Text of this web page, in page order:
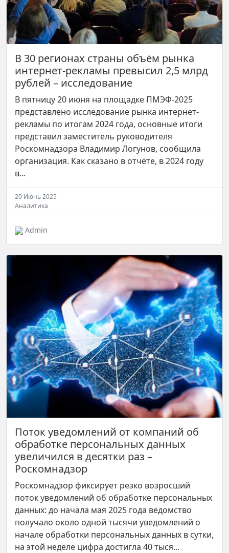
В 30 регионах страны объём рынка
интернет-рекламы превысил 2,5 млрд
рублей – исследование
В пятницу 20 июня на площадке ПМЭФ-2025
представлено исследование рынка интернет-
рекламы по итогам 2024 года, основные итоги
представил заместитель руководителя
Роскомнадзора Владимир Логунов, сообщила
организация. Как сказано в отчёте, в 2024 году
в...
20 Июнь 2025
Аналитика
Admin
Поток уведомлений от компаний об
обработке персональных данных
увеличился в десятки раз –
Роскомнадзор
Роскомнадзор фиксирует резко возросший
поток уведомлений об обработке персональных
данных: до начала мая 2025 года ведомство
получало около одной тысячи уведомлений о
начале обработки персональных данных в сутки,
на этой неделе цифра достигла 40 тыся...